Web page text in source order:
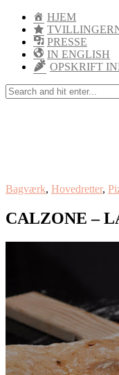
HJEM
PRESSE
IN ENGLISH
OPSKRIFT
Bagværk, Hovedretter,
CALZONE –